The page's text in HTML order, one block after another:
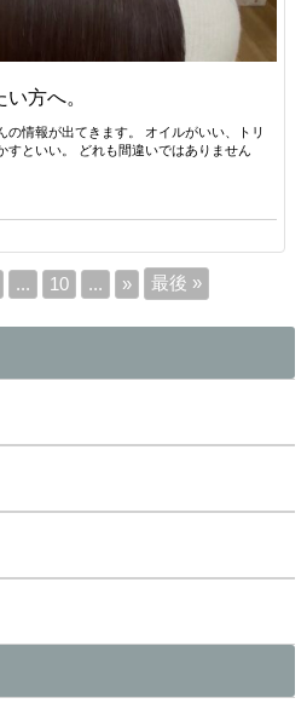
方へ。
情報が出てきます。 オイルがいい、トリ
すといい。 どれも間違いではありません
... 10 ... » 最後 »